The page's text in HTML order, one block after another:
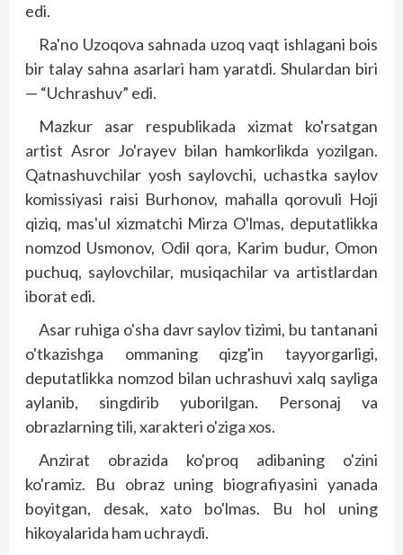
edi.
Ra'no Uzoqova sahnada uzoq vaqt ishlagani bois
bir talay sahna asarlari ham yaratdi. Shulardan biri
— “Uchrashuv” edi.
Mazkur asar respublikada xizmat ko'rsatgan
artist Asror Jo'rayev bilan hamkorlikda yozilgan.
Qatnashuvchilar yosh saylovchi, uchastka saylov
komissiyasi raisi Burhonov, mahalla qorovuli Hoji
qiziq, mas'ul xizmatchi Mirza O'lmas, deputatlikka
nomzod Usmonov, Odil qora, Karim budur, Omon
puchuq, saylovchilar, musiqachilar va artistlardan
iborat edi.
Asar ruhiga o'sha davr saylov tizimi, bu tantanani
o'tkazishga ommaning qizg'in tayyorgarligi,
deputatlikka nomzod bilan uchrashuvi xalq sayliga
aylanib, singdirib yuborilgan. Personaj va
obrazlarning tili, xarakteri o'ziga xos.
Anzirat obrazida ko'proq adibaning o'zini
ko'ramiz. Bu obraz uning biografiyasini yanada
boyitgan, desak, xato bo'lmas. Bu hol uning
hikoyalarida ham uchraydi.